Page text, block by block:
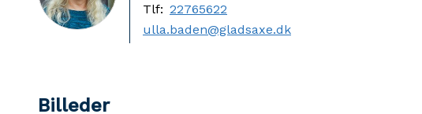
Tlf: 22765622
ulla.baden@gladsaxe.dk
Billeder